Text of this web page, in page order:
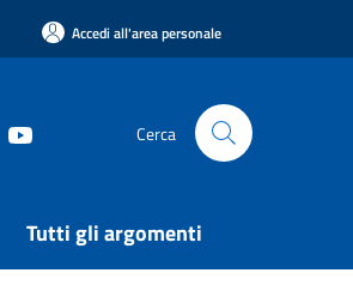
Accedi all'area personale
Cerca
Tutti gli argomenti